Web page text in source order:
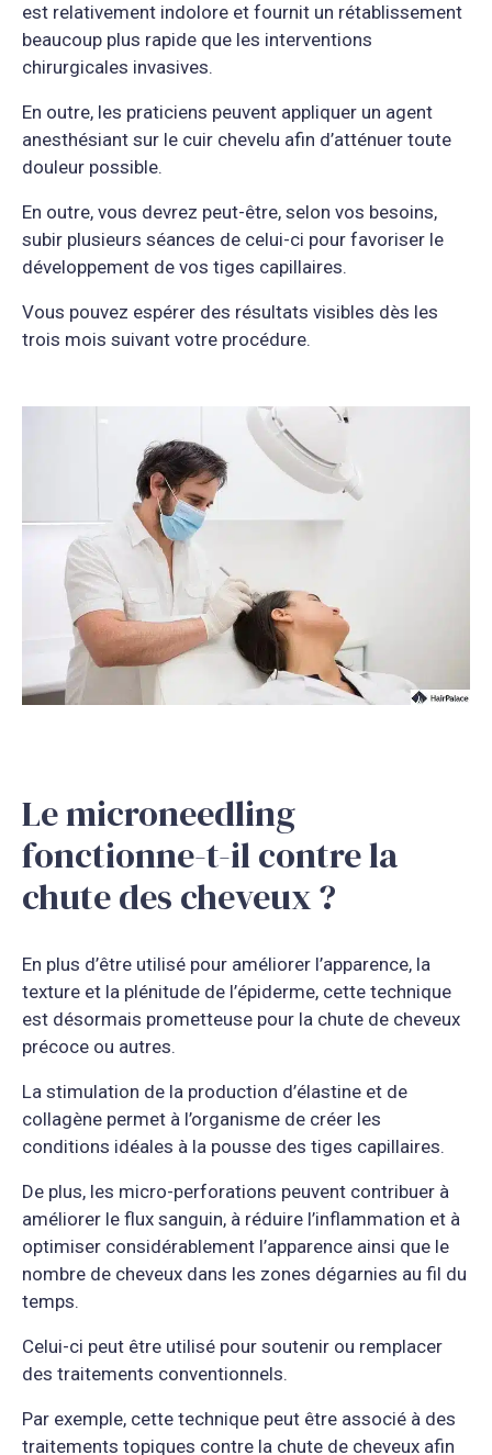
est relativement indolore et fournit un rétablissement
beaucoup plus rapide que les interventions
chirurgicales invasives.
En outre, les praticiens peuvent appliquer un agent
anesthésiant sur le cuir chevelu afin d’atténuer toute
douleur possible.
En outre, vous devrez peut-être, selon vos besoins,
subir plusieurs séances de celui-ci pour favoriser le
développement de vos tiges capillaires.
Vous pouvez espérer des résultats visibles dès les
trois mois suivant votre procédure.
Le microneedling
fonctionne-t-il contre la
chute des cheveux ?
En plus d’être utilisé pour améliorer l’apparence, la
texture et la plénitude de l’épiderme, cette technique
est désormais prometteuse pour la chute de cheveux
précoce ou autres.
La stimulation de la production d’élastine et de
collagène permet à l’organisme de créer les
conditions idéales à la pousse des tiges capillaires.
De plus, les micro-perforations peuvent contribuer à
améliorer le flux sanguin, à réduire l’inflammation et à
optimiser considérablement l’apparence ainsi que le
nombre de cheveux dans les zones dégarnies au fil du
temps.
Celui-ci peut être utilisé pour soutenir ou remplacer
des traitements conventionnels.
Par exemple, cette technique peut être associé à des
traitements topiques contre la chute de cheveux afin